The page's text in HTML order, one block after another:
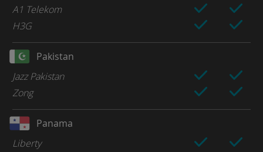
A1 Telekom
H3G
Pakistan
Jazz Pakistan
Zong
Panama
Liberty